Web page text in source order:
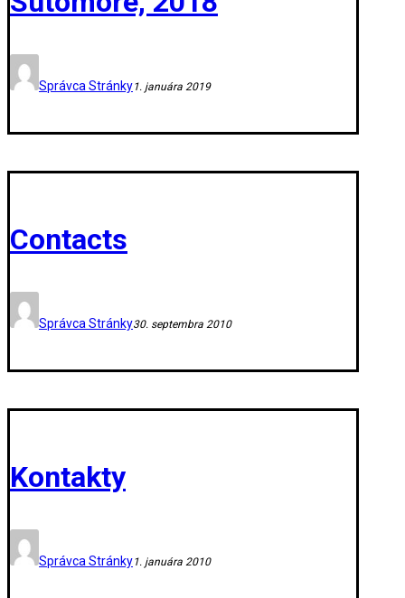
Správca Stránky1. januára 2019
Contacts
Správca Stránky30. septembra 2010
Kontakty
Správca Stránky1. januára 2010